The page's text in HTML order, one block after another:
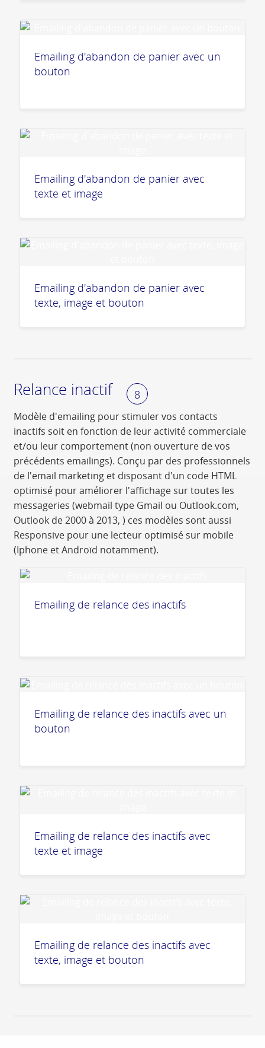
Emailing d'abandon de panier avec un
bouton
Emailing d'abandon de panier avec
texte et image
Emailing d'abandon de panier avec
texte, image et bouton
Relance inactif 8
Modèle d'emailing pour stimuler vos contacts
inactifs soit en fonction de leur activité commerciale
et/ou leur comportement (non ouverture de vos
précédents emailings). Conçu par des professionnels
de l'email marketing et disposant d'un code HTML
optimisé pour améliorer l'affichage sur toutes les
messageries (webmail type Gmail ou Outlook.com,
Outlook de 2000 à 2013, ) ces modèles sont aussi
Responsive pour une lecteur optimisé sur mobile
(Iphone et Androïd notamment).
Emailing de relance des inactifs
Emailing de relance des inactifs avec un
bouton
Emailing de relance des inactifs avec
texte et image
Emailing de relance des inactifs avec
texte, image et bouton